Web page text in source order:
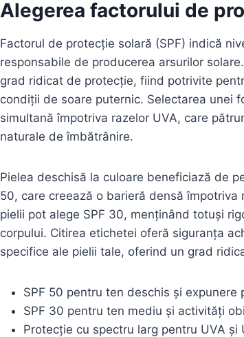
Alegerea factorului de
Factorul de protecție solară (SPF) indică
responsabile de producerea arsurilor
grad ridicat de protecție, fiind potrivite
condiții de soare puternic. Selectarea unei
simultană împotriva razelor UVA, care
naturale de îmbătrânire.
Pielea deschisă la culoare beneficiază de
50, care creează o barieră densă
pielii pot alege SPF 30, menținând totuși
corpului. Citirea etichetei oferă siguranța
specifice ale pielii tale, oferind un grad
SPF 50 pentru ten deschis și expunere
SPF 30 pentru ten mediu și activități
Protecție cu spectru larg pentru UVA și